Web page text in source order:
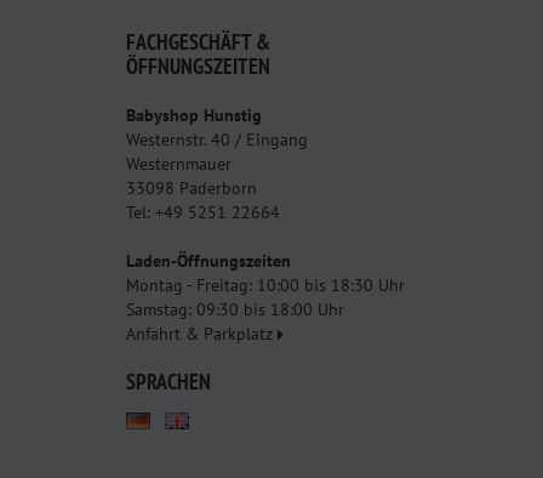
FACHGESCHÄFT &
ÖFFNUNGSZEITEN
Babyshop Hunstig
Westernstr. 40 / Eingang
Westernmauer
33098 Paderborn
Tel: +49 5251 22664
Laden-Öffnungszeiten
Montag - Freitag: 10:00 bis 18:30 Uhr
Samstag: 09:30 bis 18:00 Uhr
Anfahrt & Parkplatz
SPRACHEN